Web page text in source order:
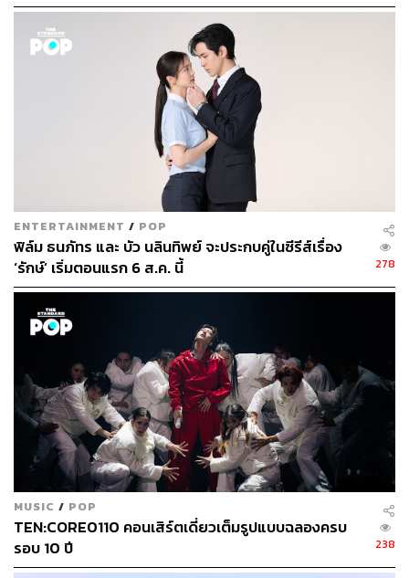
ENTERTAINMENT / POP
ฟิล์ม ธนภัทร และ บัว นลินทิพย์ จะประกบคู่ในซีรีส์เรื่อง
‘รักษ์’ เริ่มตอนแรก 6 ส.ค. นี้
278
MUSIC / POP
TEN:CORE0110 คอนเสิร์ตเดี่ยวเต็มรูปแบบฉลองครบ
รอบ 10 ปี
238